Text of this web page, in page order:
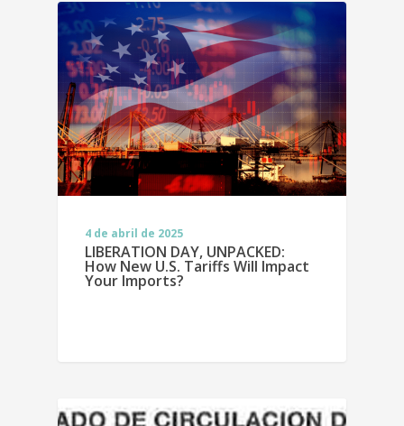
4 de abril de 2025
LIBERATION DAY, UNPACKED:
How New U.S. Tariffs Will Impact
Your Imports?